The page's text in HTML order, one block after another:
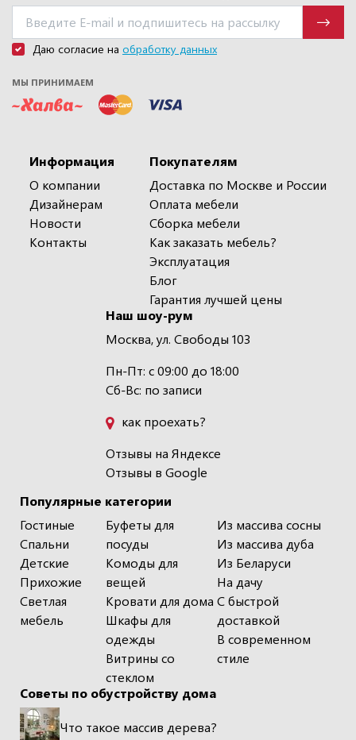
Даю согласие на обработку данных
МЫ ПРИНИМАЕМ
Информация
О компании
Дизайнерам
Новости
Контакты
Популярные категории
Гостиные
Спальни
Детские
Прихожие
Светлая
мебель
Буфеты для
посуды
Комоды для
вещей
Кровати для дома
Шкафы для
одежды
Витрины со
стеклом
Из массива сосны
Из массива дуба
Из Беларуси
На дачу
С быстрой
доставкой
В современном
стиле
Покупателям
Доставка по Москве и России
Оплата мебели
Сборка мебели
Как заказать мебель?
Эксплуатация
Блог
Гарантия лучшей цены
Наш шоу-рум
Москва, ул. Свободы 103
Пн-Пт: с 09:00 до 18:00
Сб-Вс: по записи
как проехать?
Отзывы на Яндексе
Отзывы в Google
Советы по обустройству дома
Что такое массив дерева?